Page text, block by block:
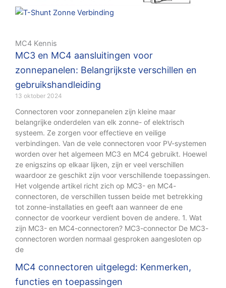
MC4 Kennis
MC3 en MC4 aansluitingen voor
zonnepanelen: Belangrijkste verschillen en
gebruikshandleiding
13 oktober 2024
Connectoren voor zonnepanelen zijn kleine maar
belangrijke onderdelen van elk zonne- of elektrisch
systeem. Ze zorgen voor effectieve en veilige
verbindingen. Van de vele connectoren voor PV-systemen
worden over het algemeen MC3 en MC4 gebruikt. Hoewel
ze enigszins op elkaar lijken, zijn er veel verschillen
waardoor ze geschikt zijn voor verschillende toepassingen.
Het volgende artikel richt zich op MC3- en MC4-
connectoren, de verschillen tussen beide met betrekking
tot zonne-installaties en geeft aan wanneer de ene
connector de voorkeur verdient boven de andere. 1. Wat
zijn MC3- en MC4-connectoren? MC3-connector De MC3-
connectoren worden normaal gesproken aangesloten op
de
MC4 connectoren uitgelegd: Kenmerken,
functies en toepassingen